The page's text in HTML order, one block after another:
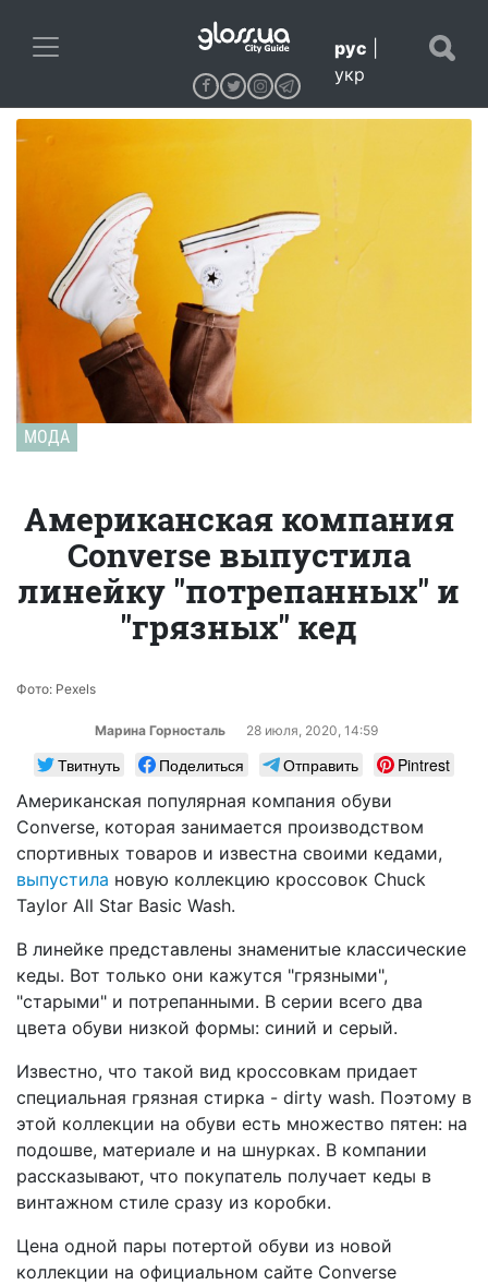
рус
укр
МОДА
Американская компания
Converse выпустила
линейку "потрепанных" и
"грязных" кед
Фото: Pexels
Марина Горносталь 28 июля, 2020, 14:59
Твитнуть Поделиться Отправить
Pintrest
Американская популярная компания обуви
Converse, которая занимается производством
спортивных товаров и известна своими кедами,
выпустила новую коллекцию кроссовок Chuck
Taylor All Star Basic Wash.
В линейке представлены знаменитые классические
кеды. Вот только они кажутся "грязными",
"старыми" и потрепанными. В серии всего два
цвета обуви низкой формы: синий и серый.
Известно, что такой вид кроссовкам придает
специальная грязная стирка - dirty wash. Поэтому в
этой коллекции на обуви есть множество пятен: на
подошве, материале и на шнурках. В компании
рассказывают, что покупатель получает кеды в
винтажном стиле сразу из коробки.
Цена одной пары потертой обуви из новой
коллекции на официальном сайте Converse